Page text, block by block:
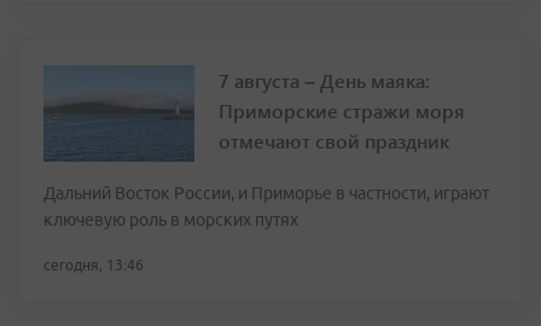
7 августа – День маяка:
Приморские стражи моря
отмечают свой праздник
Дальний Восток России, и Приморье в частности, играют
ключевую роль в морских путях
сегодня, 13:46